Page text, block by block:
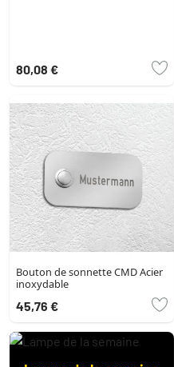
80,08 €
Bouton de sonnette CMD Acier
inoxydable
45,76 €